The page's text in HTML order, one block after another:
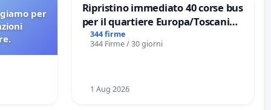
per
Ripristino immediato 40 corse bus
per il quartiere Europa/Toscanini
di Aprilia
344 firme
344 Firme / 30 giorni
1 Aug 2026